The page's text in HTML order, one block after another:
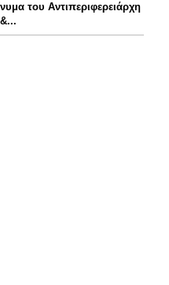
του Αντιπεριφερειάρχη